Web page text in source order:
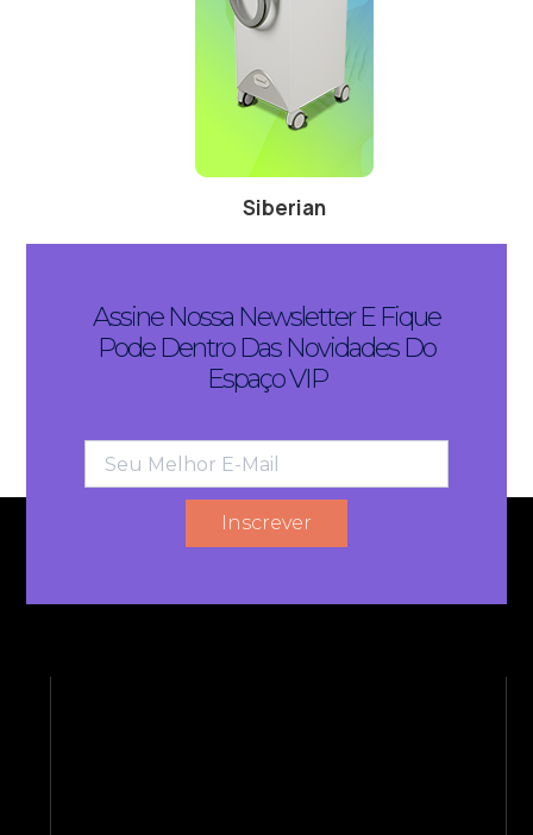
Siberian
Assine Nossa Newsletter E Fique
Pode Dentro Das Novidades Do
Espaço VIP
mail
Inscrever